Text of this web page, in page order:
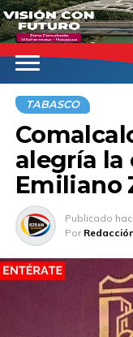
TABASCO
alegría la
Emiliano
Publicado
Por